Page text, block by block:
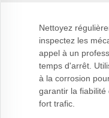
Nettoyez
inspectez les
appel à un
temps d'arrêt.
à la corrosion
garantir la fiabilité
fort trafic.